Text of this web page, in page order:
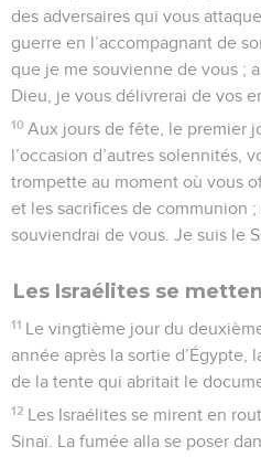
des adversaires qui vous
guerre en l’accompagnant de
que je me souvienne de vous ;
Dieu, je vous délivrerai de vos
10 Aux jours de fête, le premier
l’occasion d’autres solennités,
trompette au moment où vous
et les sacrifices de communion
souviendrai de vous. Je suis le
Les Israélites se
11 Le vingtième jour du
année après la sortie d’Égypte,
de la tente qui abritait le
12 Les Israélites se mirent en
Sinaï. La fumée alla se poser